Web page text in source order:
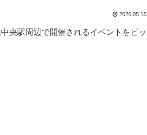
2026.05.15
央駅周辺で開催されるイベントをピッ